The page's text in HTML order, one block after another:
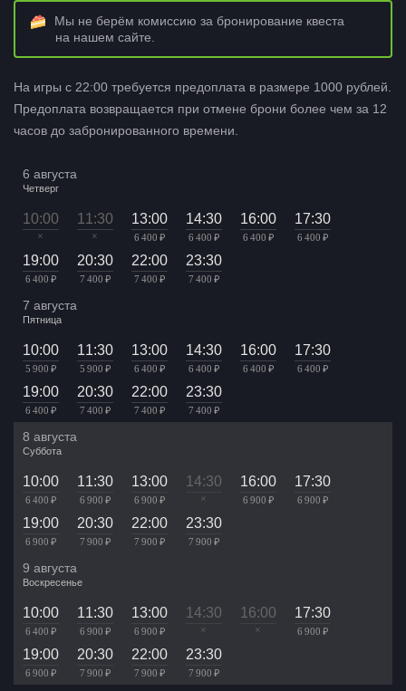
Мы не берём комиссию за бронирование квеста
на нашем сайте.
На игры с 22:00 требуется предоплата в размере 1000 рублей.
Предоплата возвращается при отмене брони более чем за 12
часов до забронированного времени.
6 августа
Четверг
10:00
×
11:30
×
13:00
6 400 ₽
14:30
6 400 ₽
16:00
6 400 ₽
17:30
6 400 ₽
19:00
6 400 ₽
20:30
7 400 ₽
22:00
7 400 ₽
23:30
7 400 ₽
7 августа
Пятница
10:00
5 900 ₽
11:30
5 900 ₽
13:00
6 400 ₽
14:30
6 400 ₽
16:00
6 400 ₽
17:30
6 400 ₽
19:00
6 400 ₽
20:30
7 400 ₽
22:00
7 400 ₽
23:30
7 400 ₽
8 августа
Суббота
10:00
6 400 ₽
11:30
6 900 ₽
13:00
6 900 ₽
14:30
×
16:00
6 900 ₽
17:30
6 900 ₽
19:00
6 900 ₽
20:30
7 900 ₽
22:00
7 900 ₽
23:30
7 900 ₽
9 августа
Воскресенье
10:00
6 400 ₽
11:30
6 900 ₽
13:00
6 900 ₽
14:30
×
16:00
×
17:30
6 900 ₽
19:00
6 900 ₽
20:30
7 900 ₽
22:00
7 900 ₽
23:30
7 900 ₽